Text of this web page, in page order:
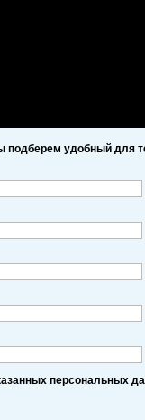
подберем удобный для
персональных